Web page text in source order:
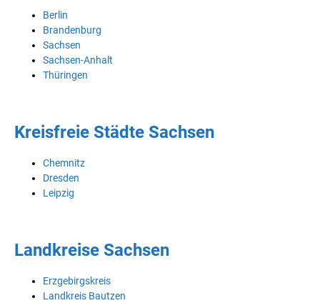
Berlin
Brandenburg
Sachsen
Sachsen-Anhalt
Thüringen
Kreisfreie Städte Sachsen
Chemnitz
Dresden
Leipzig
Landkreise Sachsen
Erzgebirgskreis
Landkreis Bautzen